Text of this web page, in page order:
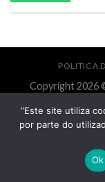
POLITICA
Copyright 2026
“Este site utiliza
por parte do
Ok